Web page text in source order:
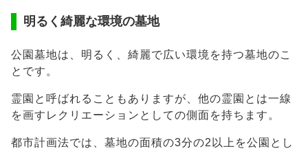
明るく綺麗な環境の墓地
公園墓地は、明るく、綺麗で広い環境を持つ墓地のこ
とです。
霊園と呼ばれることもありますが、他の霊園とは一線
を画すレクリエーションとしての側面を持ちます。
都市計画法では、墓地の面積の3分の2以上を公園とし